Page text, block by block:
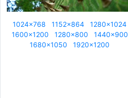
1024x768 1152x864
1280x1024
1600x1200
1280x800
1440x900
1680x1050
1920x1200